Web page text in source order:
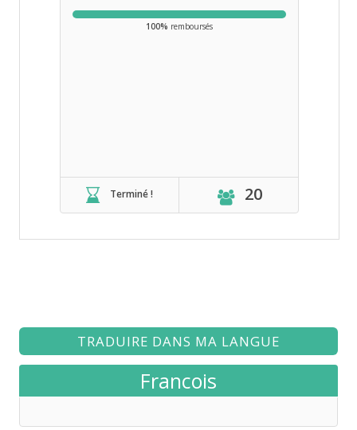
100% remboursés
Terminé ! 20
TRADUIRE DANS MA LANGUE
Francois